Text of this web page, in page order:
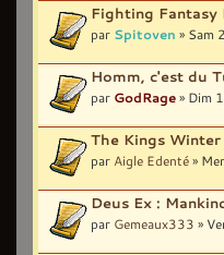
Fighting Fantasy
par Spitoven » Sam
Homm, c'est du
par GodRage» Dim
The Kings
par Aigle Edenté»
Deus Ex :
par Gemeaux333 »